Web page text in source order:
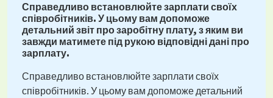
Справедливо встановлюйте зарплати своїх
співробітників. У цьому вам допоможе
детальний звіт про заробітну плату, з яким ви
завжди матимете під рукою відповідні дані про
зарплату.
Справедливо встановлюйте зарплати своїх
співробітників. У цьому вам допоможе детальний